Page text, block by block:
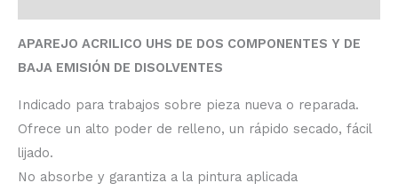
APAREJO ACRILICO UHS DE DOS COMPONENTES Y DE
BAJA EMISIÓN DE DISOLVENTES
Indicado para trabajos sobre pieza nueva o reparada.
Ofrece un alto poder de relleno, un rápido secado, fácil
lijado.
No absorbe y garantiza a la pintura aplicada